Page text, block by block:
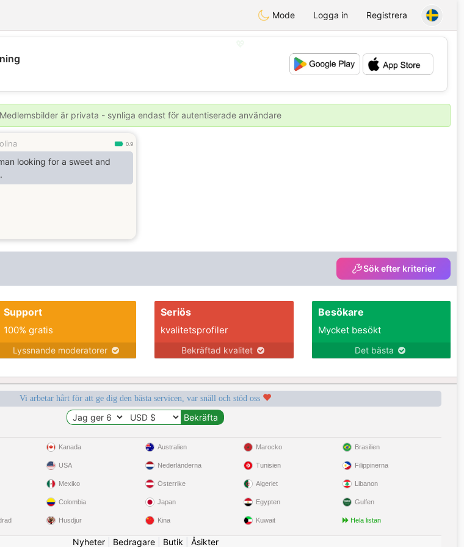
Mode Logga in Registrera
💕
💕
Medlemsbilder är privata - synliga endast för autentiserade användare
0.9
looking for a sweet and
Sök efter kriterier
Support
100% gratis
Lyssnande moderatorer
Seriös
kvalitetsprofiler
Bekräftad kvalitet
Besökare
Mycket besökt
Det bästa
Vi arbetar hårt för att ge dig den bästa servicen, var snäll och stöd oss
Kanada
USA
Mexiko
Colombia
Husdjur
Australien
Nederländerna
Österrike
Japan
Kina
Marocko
Tunisien
Algeriet
Egypten
Kuwait
Brasilien
Filippinerna
Libanon
Gulfen
Hela listan
Nyheter| Bedragare| Butik Åsikter